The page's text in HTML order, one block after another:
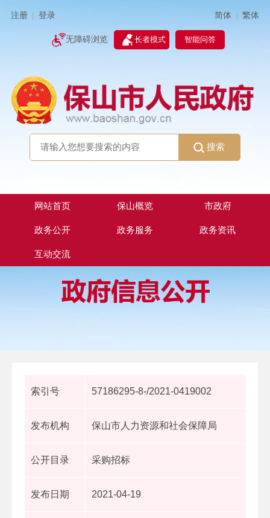
注册 登录 简体 | 繁体
无障碍浏览 长者模式 智能问答
搜索
网站首页 保山概览 市政府
政务公开 政务服务 政务资讯
互动交流
索引号 57186295-8-/2021-0419002
发布机构 保山市人力资源和社会保障局
公开目录 采购招标
发布日期 2021-04-19